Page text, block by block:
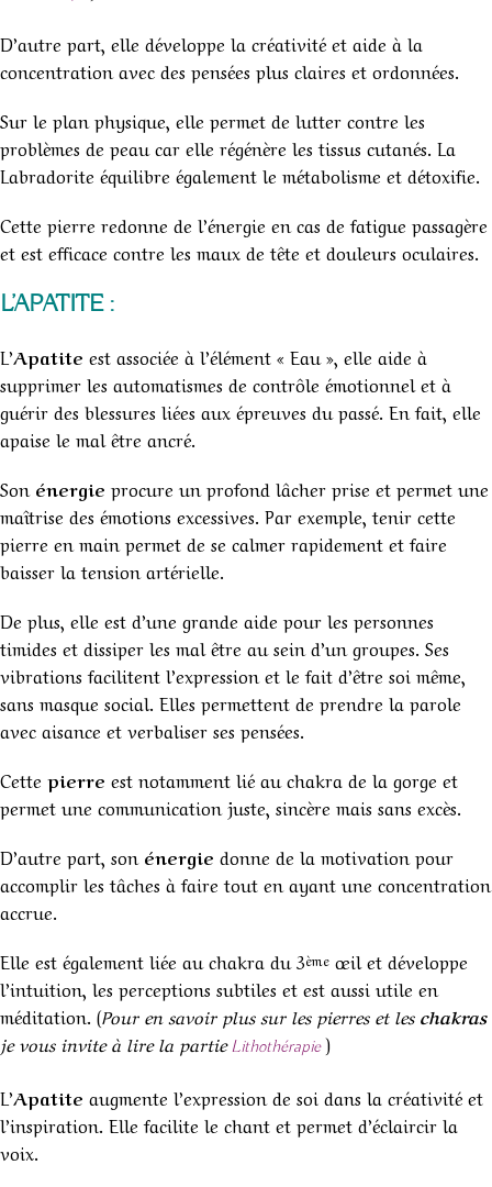
D’autre part, elle développe la créativité et aide à la
concentration avec des pensées plus claires et ordonnées.
Sur le plan physique, elle permet de lutter contre les
problèmes de peau car elle régénère les tissus cutanés. La
Labradorite équilibre également le métabolisme et détoxifie.
Cette pierre redonne de l’énergie en cas de fatigue passagère
et est efficace contre les maux de tête et douleurs oculaires.
L’APATITE :
L’Apatite est associée à l’élément « Eau », elle aide à
supprimer les automatismes de contrôle émotionnel et à
guérir des blessures liées aux épreuves du passé. En fait, elle
apaise le mal être ancré.
Son énergie procure un profond lâcher prise et permet une
maîtrise des émotions excessives. Par exemple, tenir cette
pierre en main permet de se calmer rapidement et faire
baisser la tension artérielle.
De plus, elle est d’une grande aide pour les personnes
timides et dissiper les mal être au sein d’un groupes. Ses
vibrations facilitent l’expression et le fait d’être soi même,
sans masque social. Elles permettent de prendre la parole
avec aisance et verbaliser ses pensées.
Cette pierre est notamment lié au chakra de la gorge et
permet une communication juste, sincère mais sans excès.
D’autre part, son énergie donne de la motivation pour
accomplir les tâches à faire tout en ayant une concentration
accrue.
Elle est également liée au chakra du 3ème œil et développe
l’intuition, les perceptions subtiles et est aussi utile en
méditation. (Pour en savoir plus sur les pierres et les chakras
je vous invite à lire la partieLithothérapie)
L’Apatite augmente l’expression de soi dans la créativité et
l’inspiration. Elle facilite le chant et permet d’éclaircir la
voix.